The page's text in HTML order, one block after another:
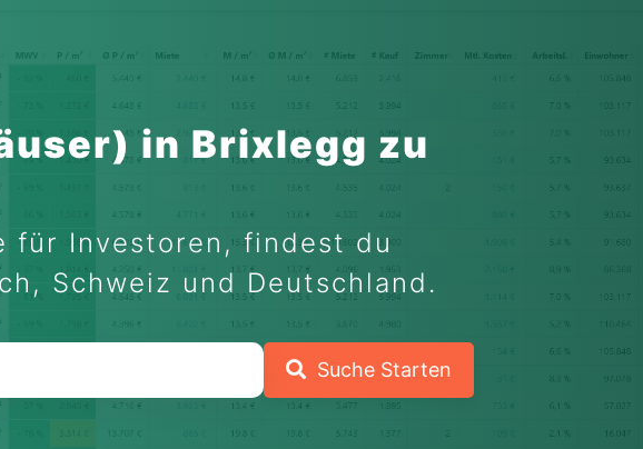
in Brixlegg zu
für Investoren, findest du
Schweiz und Deutschland.
Suche Starten